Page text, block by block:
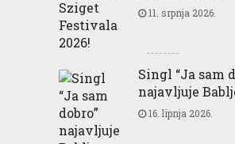
11. srpnja 2026.
Singl “Ja sam
najavljuje
16. lipnja 2026.